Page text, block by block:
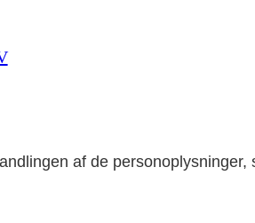
af de